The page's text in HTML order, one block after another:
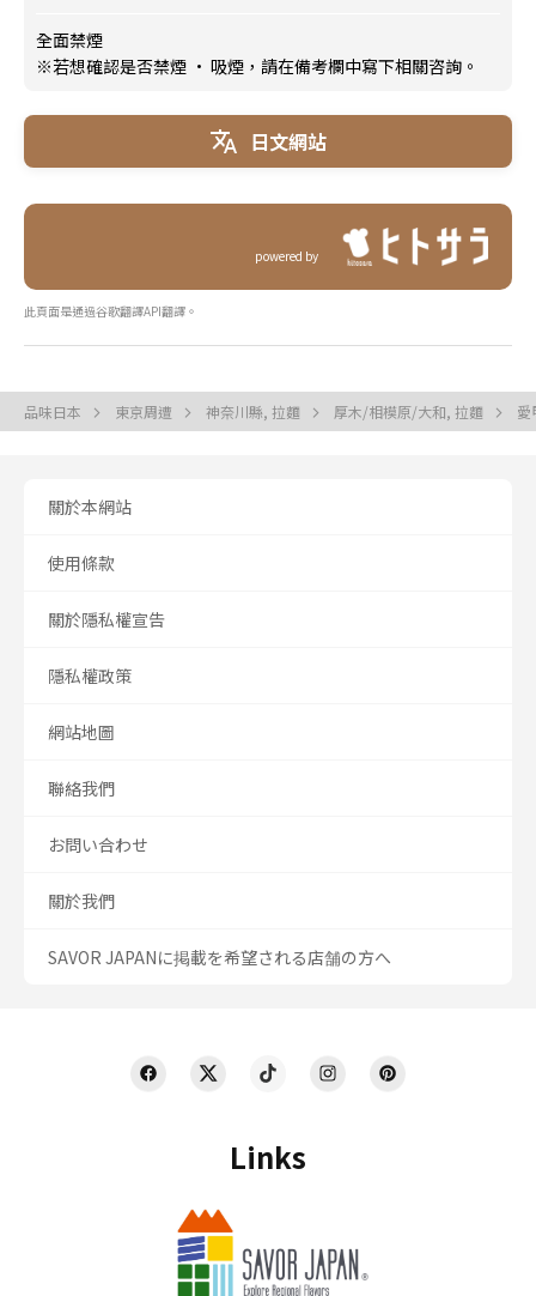
全面禁煙
※若想確認是否禁煙 · 吸煙，請在備考欄中寫下相關咨詢。
日文網站
powered by
此頁面是通過谷歌翻譯API翻譯。
品味日本 東京周遭 神奈川縣, 拉麵 厚木/相模原/大和, 拉麵
Links
關於本網站
使用條款
關於隱私權宣告
隱私權政策
網站地圖
聯絡我們
お問い合わせ
關於我們
SAVOR JAPANに掲載を希望される店舗の方へ